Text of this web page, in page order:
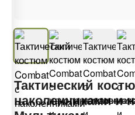
Тактический
наколенниками и